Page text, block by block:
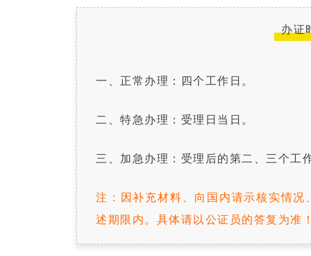
办证
一、正常办理：四个工作日。
二、特急办理：受理日当日。
三、加急办理：受理后的第二、三个工
注：因补充材料、向国内请示核实情
述期限内。具体请以公证员的答复为准